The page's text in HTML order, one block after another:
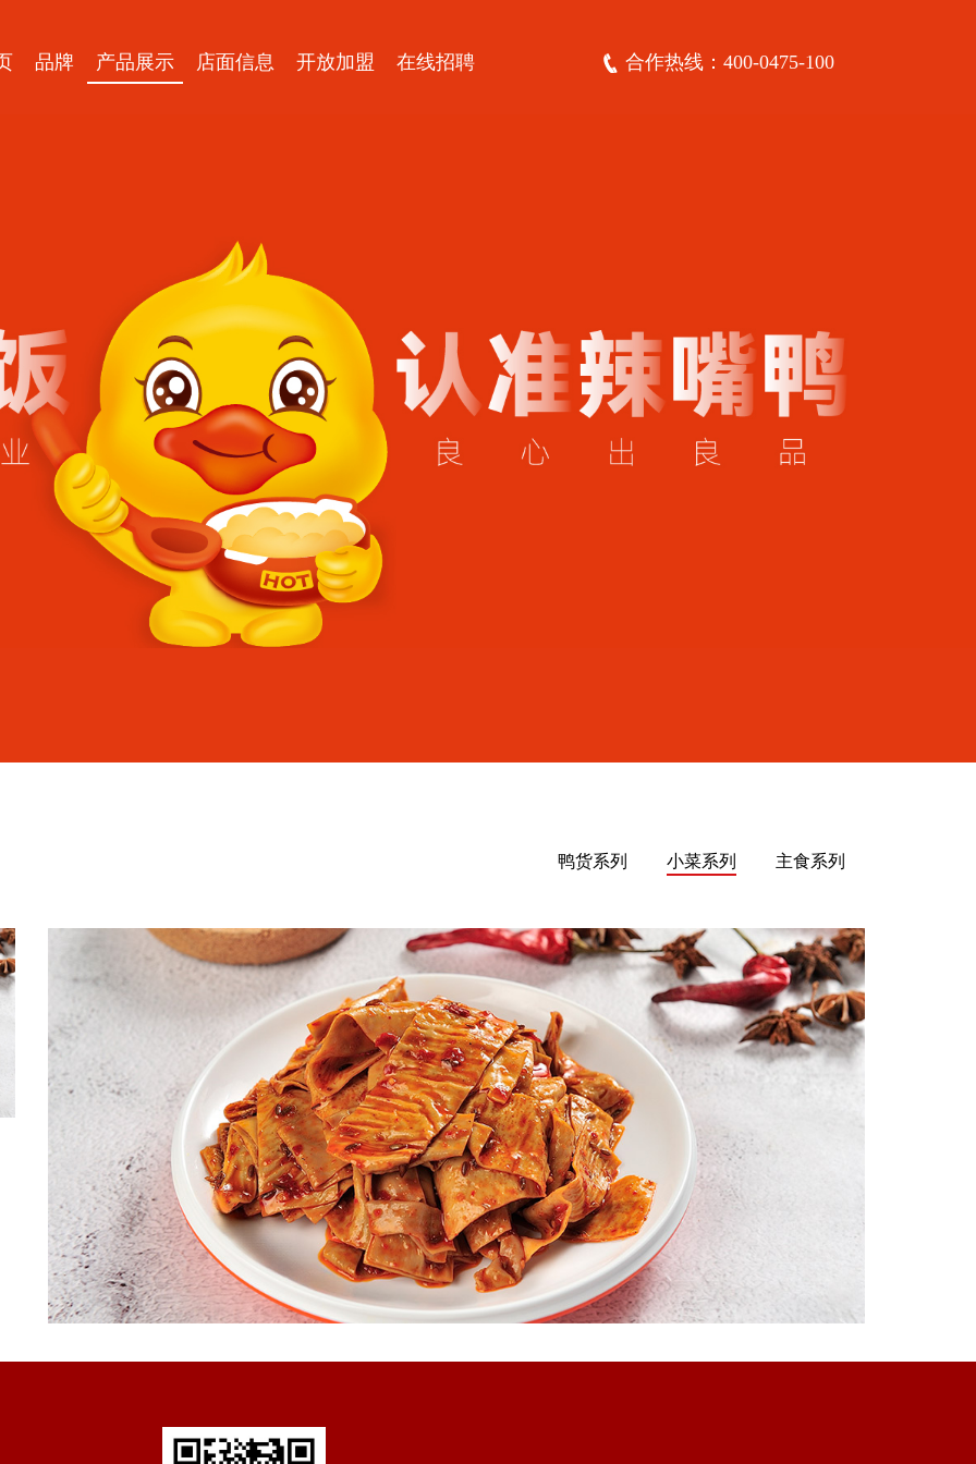
品牌 产品展示 店面信息 开放加盟 在线招聘 合作热线：400-0475-100
鸭货系列 小菜系列 主食系列